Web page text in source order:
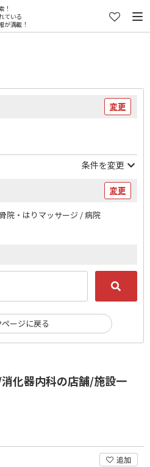
！
ている
が満載！
化器内科の店舗/施設一
追加
変更
条件を変更
変更
院・はりマッサージ / 病院
ページに戻る